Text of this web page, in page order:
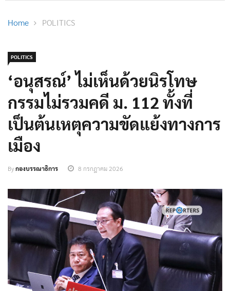
Home POLITICS
POLITICS
‘อนุสรณ์’ ไม่เห็นด้วยนิรโทษ
กรรมไม่รวมคดี ม. 112 ทั้งที่
เป็นต้นเหตุความขัดแย้งทางการ
เมือง
Byกองบรรณาธิการ 8 กรกฎาคม 2026